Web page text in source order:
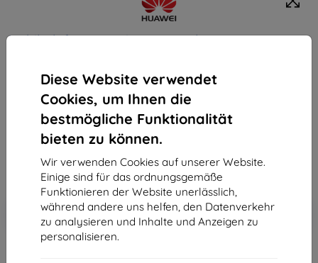
Diese Website verwendet
Cookies, um Ihnen die
bestmögliche Funktionalität
bieten zu können.
Wir verwenden Cookies auf unserer Website.
Einige sind für das ordnungsgemäße
Funktionieren der Website unerlässlich,
während andere uns helfen, den Datenverkehr
zu analysieren und Inhalte und Anzeigen zu
personalisieren.
Mobiltelefon Huawei Y5 2018 - Blue
Kaufen Sie dieses Gerät und erhalten Sie
Rabatt
auf sämtliches Zubehör dafür!
129,90 €
116,91 €
ohne MWSt 98,24 €
-10%
Rabatt mit Gutschein
EXTRA10
In den
Warenkorb